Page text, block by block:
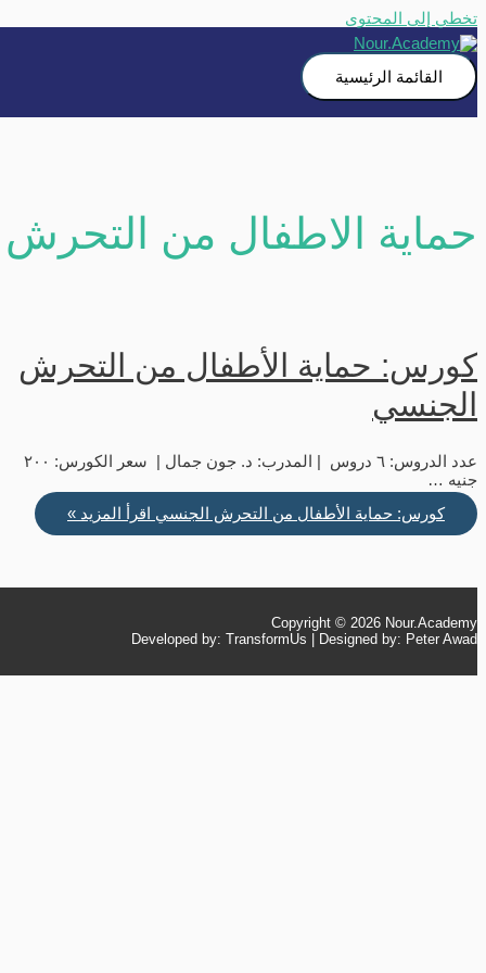
تخطي إلى المحتوى
القائمة الرئيسية
حماية الاطفال من التحرش
كورس: حماية الأطفال من التحرش
الجنسي
عدد الدروس: ٦ دروس | المدرب: د. جون جمال | سعر الكورس: ٢٠٠
جنيه …
كورس: حماية الأطفال من التحرش الجنسياقرأ المزيد »
Copyright © 2026Nour.Academy
Developed by: TransformUs | Designed by: Peter Awad